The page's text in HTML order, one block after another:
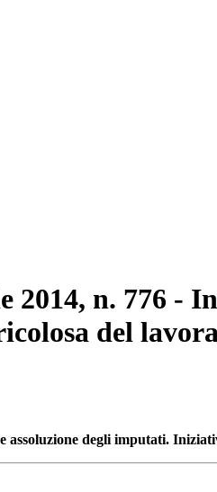
2014, n. 776 -
del
degli imputati.